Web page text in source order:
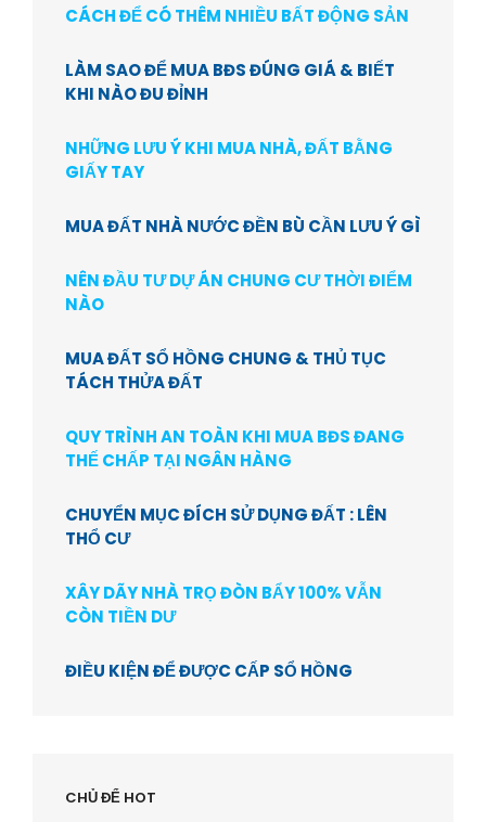
CÁCH ĐỂ CÓ THÊM NHIỀU BẤT ĐỘNG SẢN
LÀM SAO ĐỂ MUA BĐS ĐÚNG GIÁ & BIẾT
KHI NÀO ĐU ĐỈNH
NHỮNG LƯU Ý KHI MUA NHÀ, ĐẤT BẰNG
GIẤY TAY
MUA ĐẤT NHÀ NƯỚC ĐỀN BÙ CẦN LƯU Ý GÌ
NÊN ĐẦU TƯ DỰ ÁN CHUNG CƯ THỜI ĐIỂM
NÀO
MUA ĐẤT SỔ HỒNG CHUNG & THỦ TỤC
TÁCH THỬA ĐẤT
QUY TRÌNH AN TOÀN KHI MUA BĐS ĐANG
THẾ CHẤP TẠI NGÂN HÀNG
CHUYỂN MỤC ĐÍCH SỬ DỤNG ĐẤT : LÊN
THỔ CƯ
XÂY DÃY NHÀ TRỌ ĐÒN BẨY 100% VẪN
CÒN TIỀN DƯ
ĐIỀU KIỆN ĐỂ ĐƯỢC CẤP SỔ HỒNG
CHỦ ĐỂ HOT